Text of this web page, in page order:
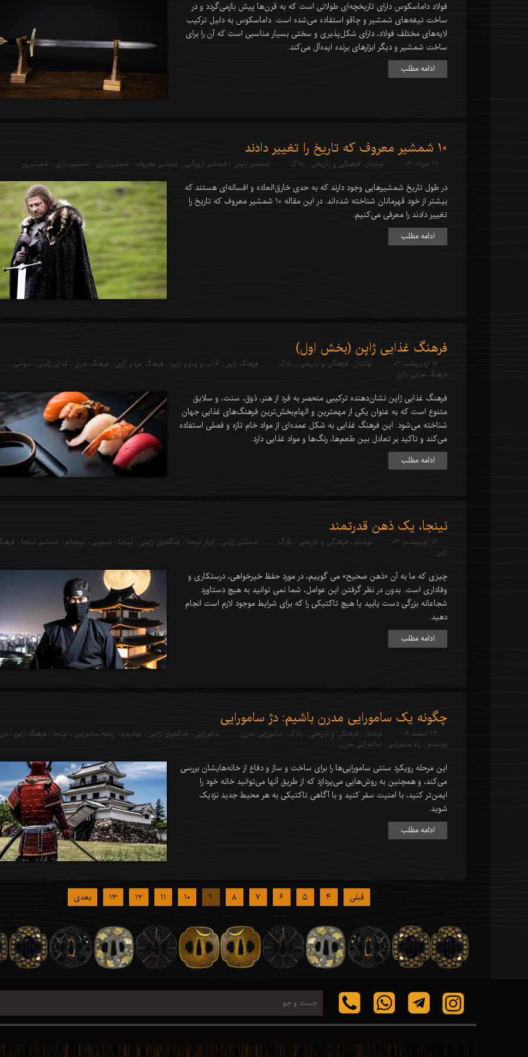
فولاد داماسکوس دارای تاریخچه‌ای طولانی است که به قرن‌ها پیش بازمی‌گردد و در
ساخت تیغه‌های شمشیر و چاقو استفاده می‌شده است. داماسکوس به دلیل ترکیب
لایه‌های مختلف فولاد، دارای شکل‌پذیری و سختی بسیار مناسبی است که آن را برای
ساخت شمشیر و دیگر ابزارهای برنده ایده‌آل می‌کند.
ادامه مطلب
10 شمشیر معروف که تاریخ را تغییر دادند
۱۹ خرداد ۰۳ نوشتار ، فرهنگی و تاریخی ، بلاگ شمشیر ژاپنی ، شمشیر اروپایی ، شمشیر معروف ، شمشیربازی ، شمشیرسازی ، شمشیرزن
در طول تاریخ شمشیرهایی وجود دارند که به حدی خارق‌العاده و افسانه‌ای هستند که
بیشتر از خود قهرمانان شناخته شده‌اند. در این مقاله 10 شمشیر معروف که تاریخ را
تغییر دادند را معرفی می‌کنیم.
ادامه مطلب
فرهنگ غذایی ژاپن (بخش اول)
۱۶ اردیبهشت ۰۳ نوشتار ، فرهنگی و تاریخی ، بلاگ فرهنگ ژاپن ، آداب و رسوم ژاپن ، فرهنگ مردم ژاپن ، فرهنگ شرق ، غذای ژاپنی ، سوشی ،
فرهنگ غذایی ژاپن
فرهنگ غذایی ژاپن نشان‌دهنده ترکیبی منحصر به فرد از هنر، ذوق، سنت، و سلایق
متنوع است که به عنوان یکی از مهمترین و الهام‌بخش‌ترین فرهنگ‌های غذایی جهان
شناخته می‌شود. این فرهنگ غذایی به شکل عمده‌ای از مواد خام تازه و فصلی استفاده
می‌کند و تاکید بر تعادل بین طعم‌ها، رنگ‌ها و مواد غذایی دارد.
ادامه مطلب
نینجا، یک ذهن قدرتمند
۰۲ اردیبهشت ۰۳ نوشتار ، فرهنگی و تاریخی ، بلاگ شمشیر ژاپنی ، ابزار نینجا ، جنگجوی ژاپنی ، نینجا ، شینوبی ، نینجاتو ، شمشیر نینجا ،
ژاپن
چیزی که ما به آن «ذهن صحیح» می گوییم، در مورد حفظ خیرخواهی، درستکاری و
وفاداری است. بدون در نظر گرفتن این عوامل، شما نمی توانید به هیچ دستاورد
شجاعانه بزرگی دست یابید یا هیچ تاکتیکی را که برای شرایط موجود لازم است انجام
دهید.
ادامه مطلب
چگونه یک سامورایی مدرن باشیم: دژ سامورایی
۲۳ اسفند ۰۲ نوشتار ، فرهنگی و تاریخی ، بلاگ ، سامورایی مدرن سامورایی ، جنگجوی ژاپنی ، بوشیدو ، ریشه سامورایی ، نینجا ، فرهنگ ژاپن ،
بودیسم، راه سامورایی ، سامورایی مدرن
این مرحله رویکرد سنتی سامورایی‌ها را برای ساخت و ساز و دفاع از خانه‌هایشان بررسی
می‌کند، و همچنین به روش‌هایی می‌پردازد که از طریق آنها می‌توانید خانه خود را
ایمن‌تر کنید، با امنیت سفر کنید و با آگاهی تاکتیکی به هر محیط جدید نزدیک
شوید.
ادامه مطلب
قبلی ۴ ۵ ۶ ۷ ۸ ۹ ۱۰ ۱۱ ۱۲ ۱۳ بعدی